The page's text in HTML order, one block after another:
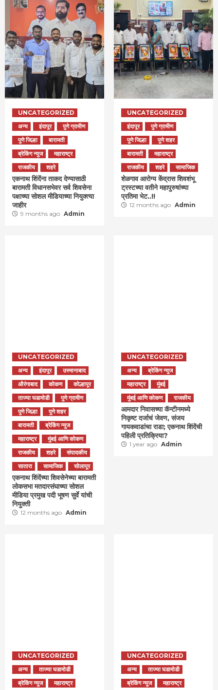
UNCATEGORIZED
अन्य
इंदापूर
पुणे ग्रामीण
पुणे जिल्हा
बारामती
ब्रेकिंग न्युज
महाराष्ट्र
राजकीय
शहरे
एकनाथ शिंदेंना ताकद देण्यासाठी
बारामती विधानसभेवर सर्व शिवसेना
पक्षाच्या सोशल मीडियाच्या नियुक्त्या
जाहीर
9 months ago Admin
UNCATEGORIZED
इंदापूर
पुणे ग्रामीण
पुणे जिल्हा
पुणे शहर
बारामती
महाराष्ट्र
राजकीय
शहरे सामाजिक
शेळगाव आरोग्य केंद्रास शिवशंभू
ट्रस्टच्या वतीने महापुरुषांच्या
प्रतिमा भेट..!!
12 months ago Admin
UNCATEGORIZED
अन्य
इंदापूर
उस्मानाबाद
औरंगाबाद
कोकण
कोल्हापूर
ताज्या घडामोडी
पुणे ग्रामीण
पुणे जिल्हा
पुणे शहर
बारामती
ब्रेकिंग न्युज
महाराष्ट्र
मुंबई आणि कोकण
राजकीय
शहरे
संपादकीय
सातारा
सामाजिक सोलापूर
एकनाथ शिंदेंच्या शिवसेनेच्या बारामती
लोकसभा मतदारसंघाच्या सोशल
मीडिया प्रमुख पदी भूषण सुर्वे यांची
नियुक्ती
12 months ago Admin
UNCATEGORIZED
अन्य
ब्रेकिंग न्युज
महाराष्ट्र
मुंबई
मुंबई आणि कोकण
राजकीय
आमदार निवासच्या कॅन्टीनमध्ये
निकृष्ट दर्जाचं जेवण, संजय
गायकवाडांचा राडा; एकनाथ शिंदेंची
पहिली प्रतिक्रिया?
1 year ago Admin
UNCATEGORIZED
अन्य
ताज्या घडामोडी
ब्रेकिंग न्युज
महाराष्ट्र
UNCATEGORIZED
अन्य
ताज्या घडामोडी
ब्रेकिंग न्युज
महाराष्ट्र